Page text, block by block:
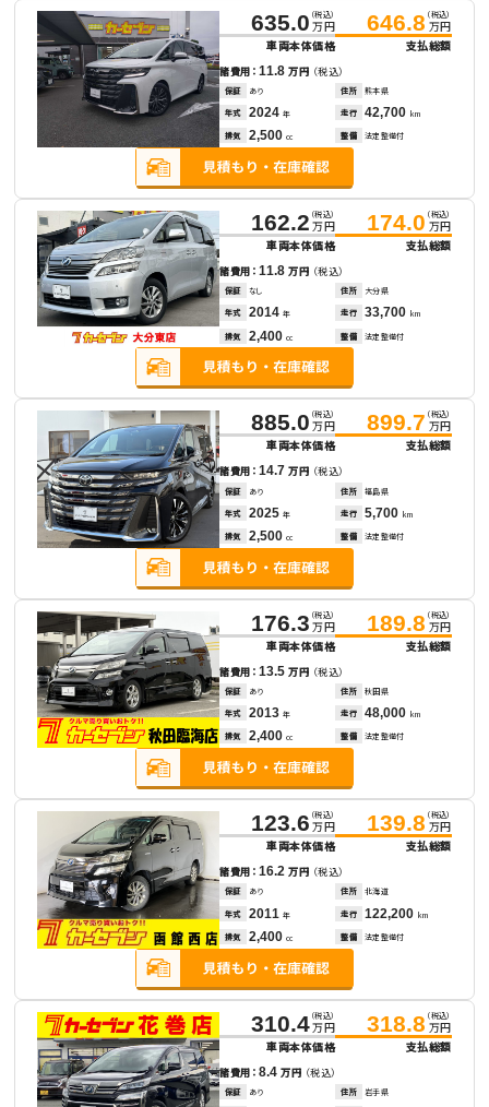
635.0 （税込）
万円
車両本体価格
646.8 （税込）
万円
支払総額
諸費用：11.8万円 （税込）
保証 あり 住所 熊本県
年式 2024 年 走行 42,700 km
排気 2,500 cc 整備 法定整備付
162.2 （税込）
万円
車両本体価格
174.0 （税込）
万円
支払総額
諸費用：11.8万円 （税込）
保証 なし 住所 大分県
年式 2014 年 走行 33,700 km
排気 2,400 cc 整備 法定整備付
885.0 （税込）
万円
車両本体価格
899.7 （税込）
万円
支払総額
諸費用：14.7万円 （税込）
保証 あり 住所 福島県
年式 2025 年 走行 5,700 km
排気 2,500 cc 整備 法定整備付
176.3 （税込）
万円
車両本体価格
189.8 （税込）
万円
支払総額
諸費用：13.5万円 （税込）
保証 あり 住所 秋田県
年式 2013 年 走行 48,000 km
排気 2,400 cc 整備 法定整備付
123.6 （税込）
万円
車両本体価格
139.8 （税込）
万円
支払総額
諸費用：16.2万円 （税込）
保証 あり 住所 北海道
年式 2011 年 走行 122,200 km
排気 2,400 cc 整備 法定整備付
310.4 （税込）
万円
車両本体価格
318.8 （税込）
万円
支払総額
諸費用：8.4万円 （税込）
保証 あり 住所 岩手県